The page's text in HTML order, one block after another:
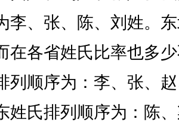
李、张、陈、刘姓。
在各省姓氏比率也多
列顺序为：李、张、
姓氏排列顺序为：陈